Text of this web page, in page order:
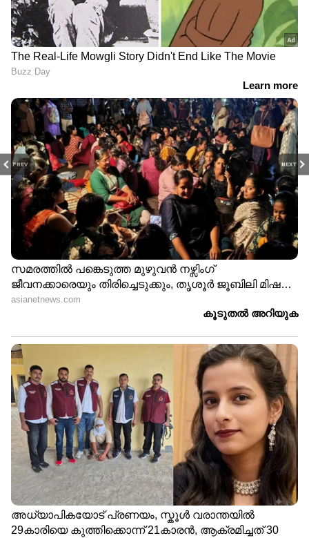
PREV NEXT